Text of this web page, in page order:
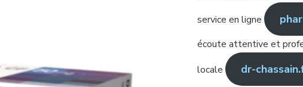
service en ligne
écoute attentive et
locale
dr-